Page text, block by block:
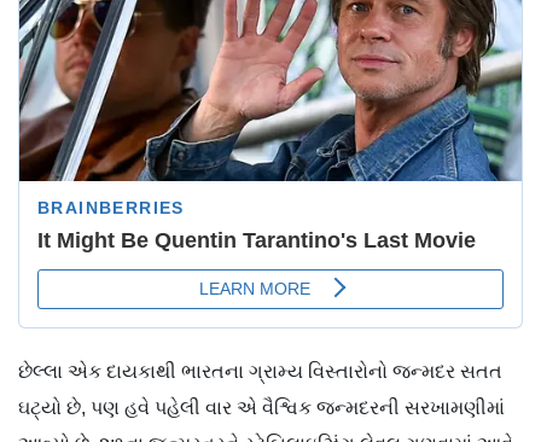
છેલ્લા એક દાયકાથી ભારતના ગ્રામ્ય વિસ્તારોનો જન્મદર સતત
ઘટ્યો છે, પણ હવે પહેલી વાર એ વૈશ્વિક જન્મદરની સરખામણીમાં